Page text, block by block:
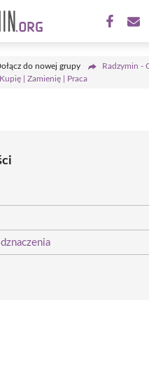
do nowej grupy
Radzymin -
| Kupię | Zamienię | Praca